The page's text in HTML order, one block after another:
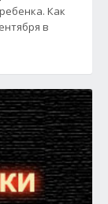
Как
в